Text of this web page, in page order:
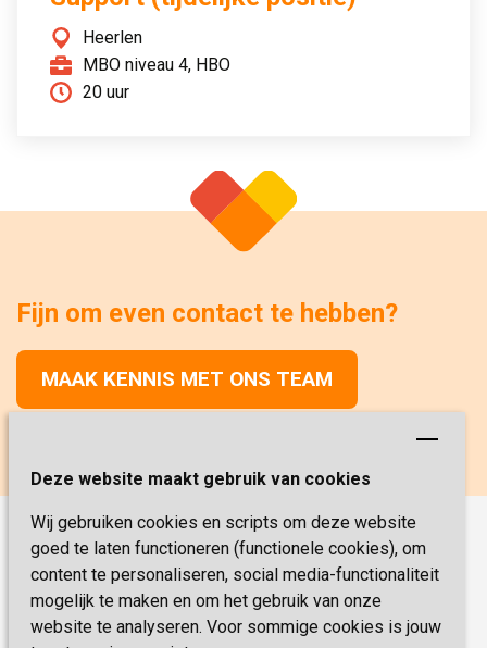
Deze website maakt gebruik van cookies
Wij gebruiken cookies en scripts om deze website
goed te laten functioneren (functionele cookies), om
content te personaliseren, social media-functionaliteit
mogelijk te maken en om het gebruik van onze
website te analyseren. Voor sommige cookies is jouw
Heerlen
MBO niveau 4, HBO
20 uur
Onze functies
Verpleegkunde
Verzorging
Vacatures
Fijn om even contact te hebben?
MAAK KENNIS MET ONS TEAM